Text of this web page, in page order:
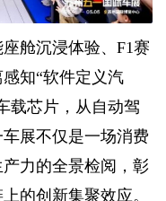
舱沉浸体验、F1赛
知“软件定义汽
载芯片，从自动驾
展不仅是一场消费
力的全景检阅，彰
的创新集聚效应。